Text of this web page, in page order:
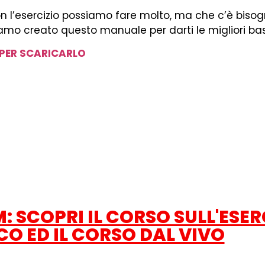
l’esercizio possiamo fare molto, ma che c’è
creato questo manuale per darti le migliori
SCARICARLO
IL CORSO
ED IL CORSO DAL VIVO